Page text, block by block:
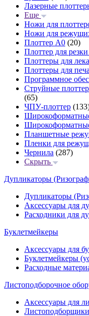
Лазерные
Еще
Ножи для
Ножи для
Плоттер А0 (20)
Плоттер для
Плоттеры для
Плоттеры для
Программное
Струйные
(65)
ЧПУ-плоттер
Планшетные
Пленки для
Чернила (287)
Скрыть
Дупликаторы
Дупликаторы
Аксессуары для
Расходники для
Буклетмейкеры
Аксессуары для
Буклетмейкеры
Расходные
Листоподборочное
Аксессуары для
Листоподборщики